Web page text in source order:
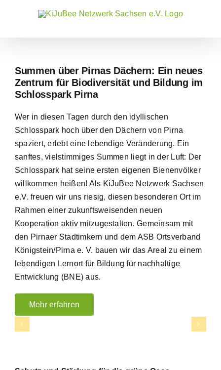
Summen über Pirnas Dächern: Ein neues
Zentrum für Biodiversität und Bildung im
Schlosspark Pirna
Wer in diesen Tagen durch den idyllischen
Schlosspark hoch über den Dächern von Pirna
spaziert, erlebt eine lebendige Veränderung. Ein
sanftes, vielstimmiges Summen liegt in der Luft: Der
Schlosspark hat seine ersten eigenen Bienenvölker
willkommen heißen! Als KiJuBee Netzwerk Sachsen
e.V. freuen wir uns riesig, diesen besonderen Ort im
Rahmen einer zukunftsweisenden neuen
Kooperation aktiv mitzugestalten. Gemeinsam mit
den Pirnaer Stadtimkern und dem ASB Ortsverband
Königstein/Pirna e. V. bauen wir das Areal zu einem
lebendigen Lernort für Bildung für nachhaltige
Entwicklung (BNE) aus.
Mehr erfahren